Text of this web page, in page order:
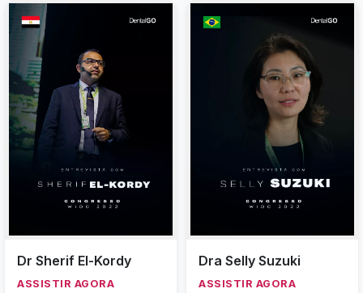
Dr Sherif El-Kordy
ASSISTIR AGORA
Dra Selly Suzuki
ASSISTIR AGORA